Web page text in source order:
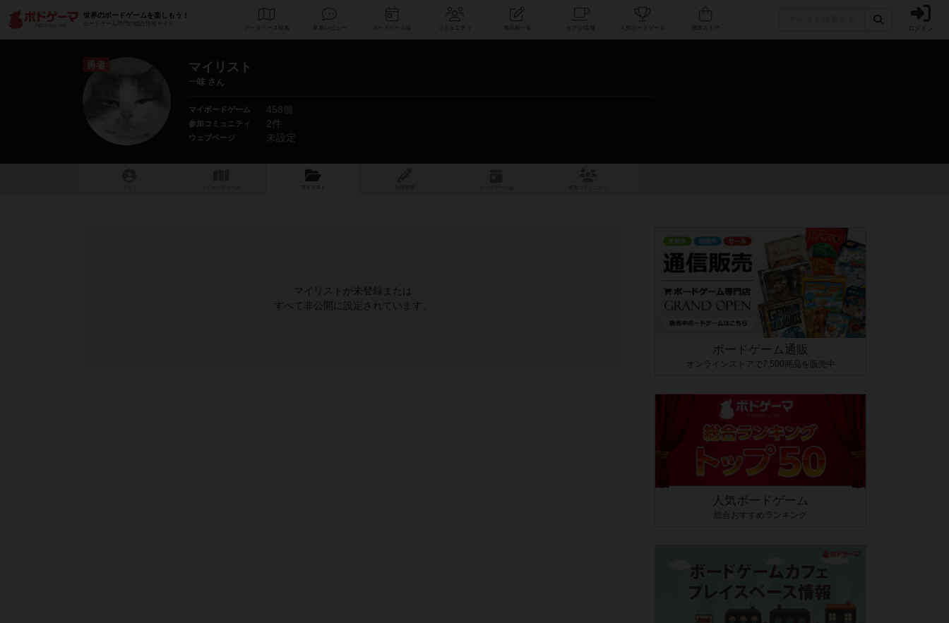
世界のボードゲームを楽しもう！
ボードゲーム専門の総合情報サイト
データベース コミュニティ 人気ボードゲーム ログイン
勇者 マイリスト
一味 さん
マイボードゲーム 458個
参加コミュニティ 2件
ウェブページ 未設定
マイリスト
マイリストが未登録または
すべて非公開に設定されています。
ボードゲーム通販
オンラインストアで7,500商品を販売中
人気ボードゲーム
総合おすすめランキング